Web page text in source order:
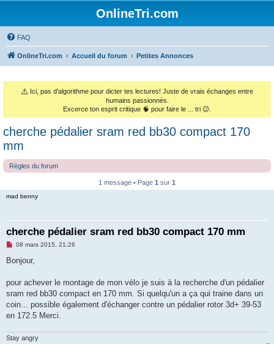
OnlineTri.com
FAQ
OnlineTri.com Accueil du forum Petites Annonces
⚠️ Ici, pas d'algorithme pour dicter tes lectures! Juste de vrais échanges entre
humains passionnés.
Excerce ton esprit critique 🧠 pour faire le ... tri 😉.
cherche pédalier sram red bb30 compact 170
mm
Règles du forum
1 message • Page 1 sur 1
mad benny
cherche pédalier sram red bb30 compact 170 mm
M
s
g
n
o
l
08 mars 2015, 21:26
Bonjour,
pour achever le montage de mon vélo je suis à la recherche d'un pédalier
sram red bb30 compact en 170 mm. Si quelqu'un a ça qui traine dans un
coin... possible également d'échanger contre un pédalier rotor 3d+ 39-53
en 172.5 Merci.
Stay angry